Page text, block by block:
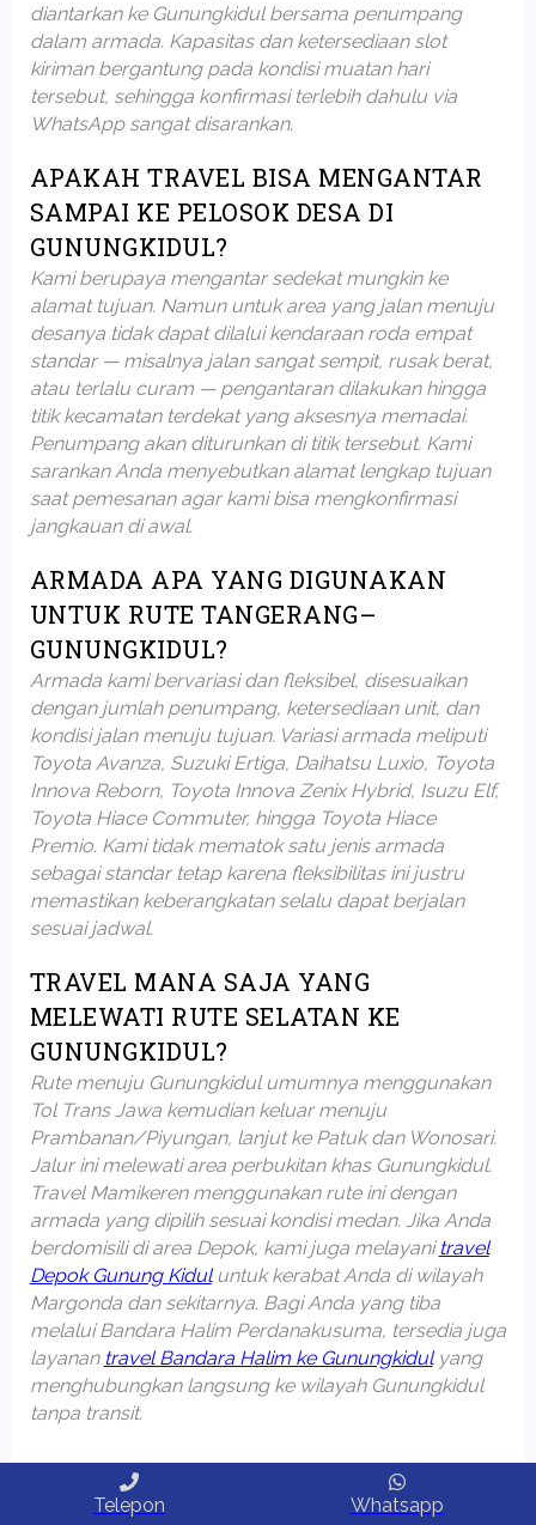
diantarkan ke Gunungkidul bersama penumpang
dalam armada. Kapasitas dan ketersediaan slot
kiriman bergantung pada kondisi muatan hari
tersebut, sehingga konfirmasi terlebih dahulu via
WhatsApp sangat disarankan.
APAKAH TRAVEL BISA MENGANTAR
SAMPAI KE PELOSOK DESA DI
GUNUNGKIDUL?
Kami berupaya mengantar sedekat mungkin ke
alamat tujuan. Namun untuk area yang jalan menuju
desanya tidak dapat dilalui kendaraan roda empat
standar — misalnya jalan sangat sempit, rusak berat,
atau terlalu curam — pengantaran dilakukan hingga
titik kecamatan terdekat yang aksesnya memadai.
Penumpang akan diturunkan di titik tersebut. Kami
sarankan Anda menyebutkan alamat lengkap tujuan
saat pemesanan agar kami bisa mengkonfirmasi
jangkauan di awal.
ARMADA APA YANG DIGUNAKAN
UNTUK RUTE TANGERANG–
GUNUNGKIDUL?
Armada kami bervariasi dan fleksibel, disesuaikan
dengan jumlah penumpang, ketersediaan unit, dan
kondisi jalan menuju tujuan. Variasi armada meliputi
Toyota Avanza, Suzuki Ertiga, Daihatsu Luxio, Toyota
Innova Reborn, Toyota Innova Zenix Hybrid, Isuzu Elf,
Toyota Hiace Commuter, hingga Toyota Hiace
Premio. Kami tidak mematok satu jenis armada
sebagai standar tetap karena fleksibilitas ini justru
memastikan keberangkatan selalu dapat berjalan
sesuai jadwal.
TRAVEL MANA SAJA YANG
MELEWATI RUTE SELATAN KE
GUNUNGKIDUL?
Rute menuju Gunungkidul umumnya menggunakan
Tol Trans Jawa kemudian keluar menuju
Prambanan/Piyungan, lanjut ke Patuk dan Wonosari.
Jalur ini melewati area perbukitan khas Gunungkidul.
Travel Mamikeren menggunakan rute ini dengan
armada yang dipilih sesuai kondisi medan. Jika Anda
berdomisili di area Depok, kami juga melayani travel
Depok Gunung Kiduluntuk kerabat Anda di wilayah
Margonda dan sekitarnya. Bagi Anda yang tiba
melalui Bandara Halim Perdanakusuma, tersedia juga
layanan travel Bandara Halim ke Gunungkidulyang
menghubungkan langsung ke wilayah Gunungkidul
tanpa transit.
PESAN TIKET TRAVEL
Telepon Whatsapp